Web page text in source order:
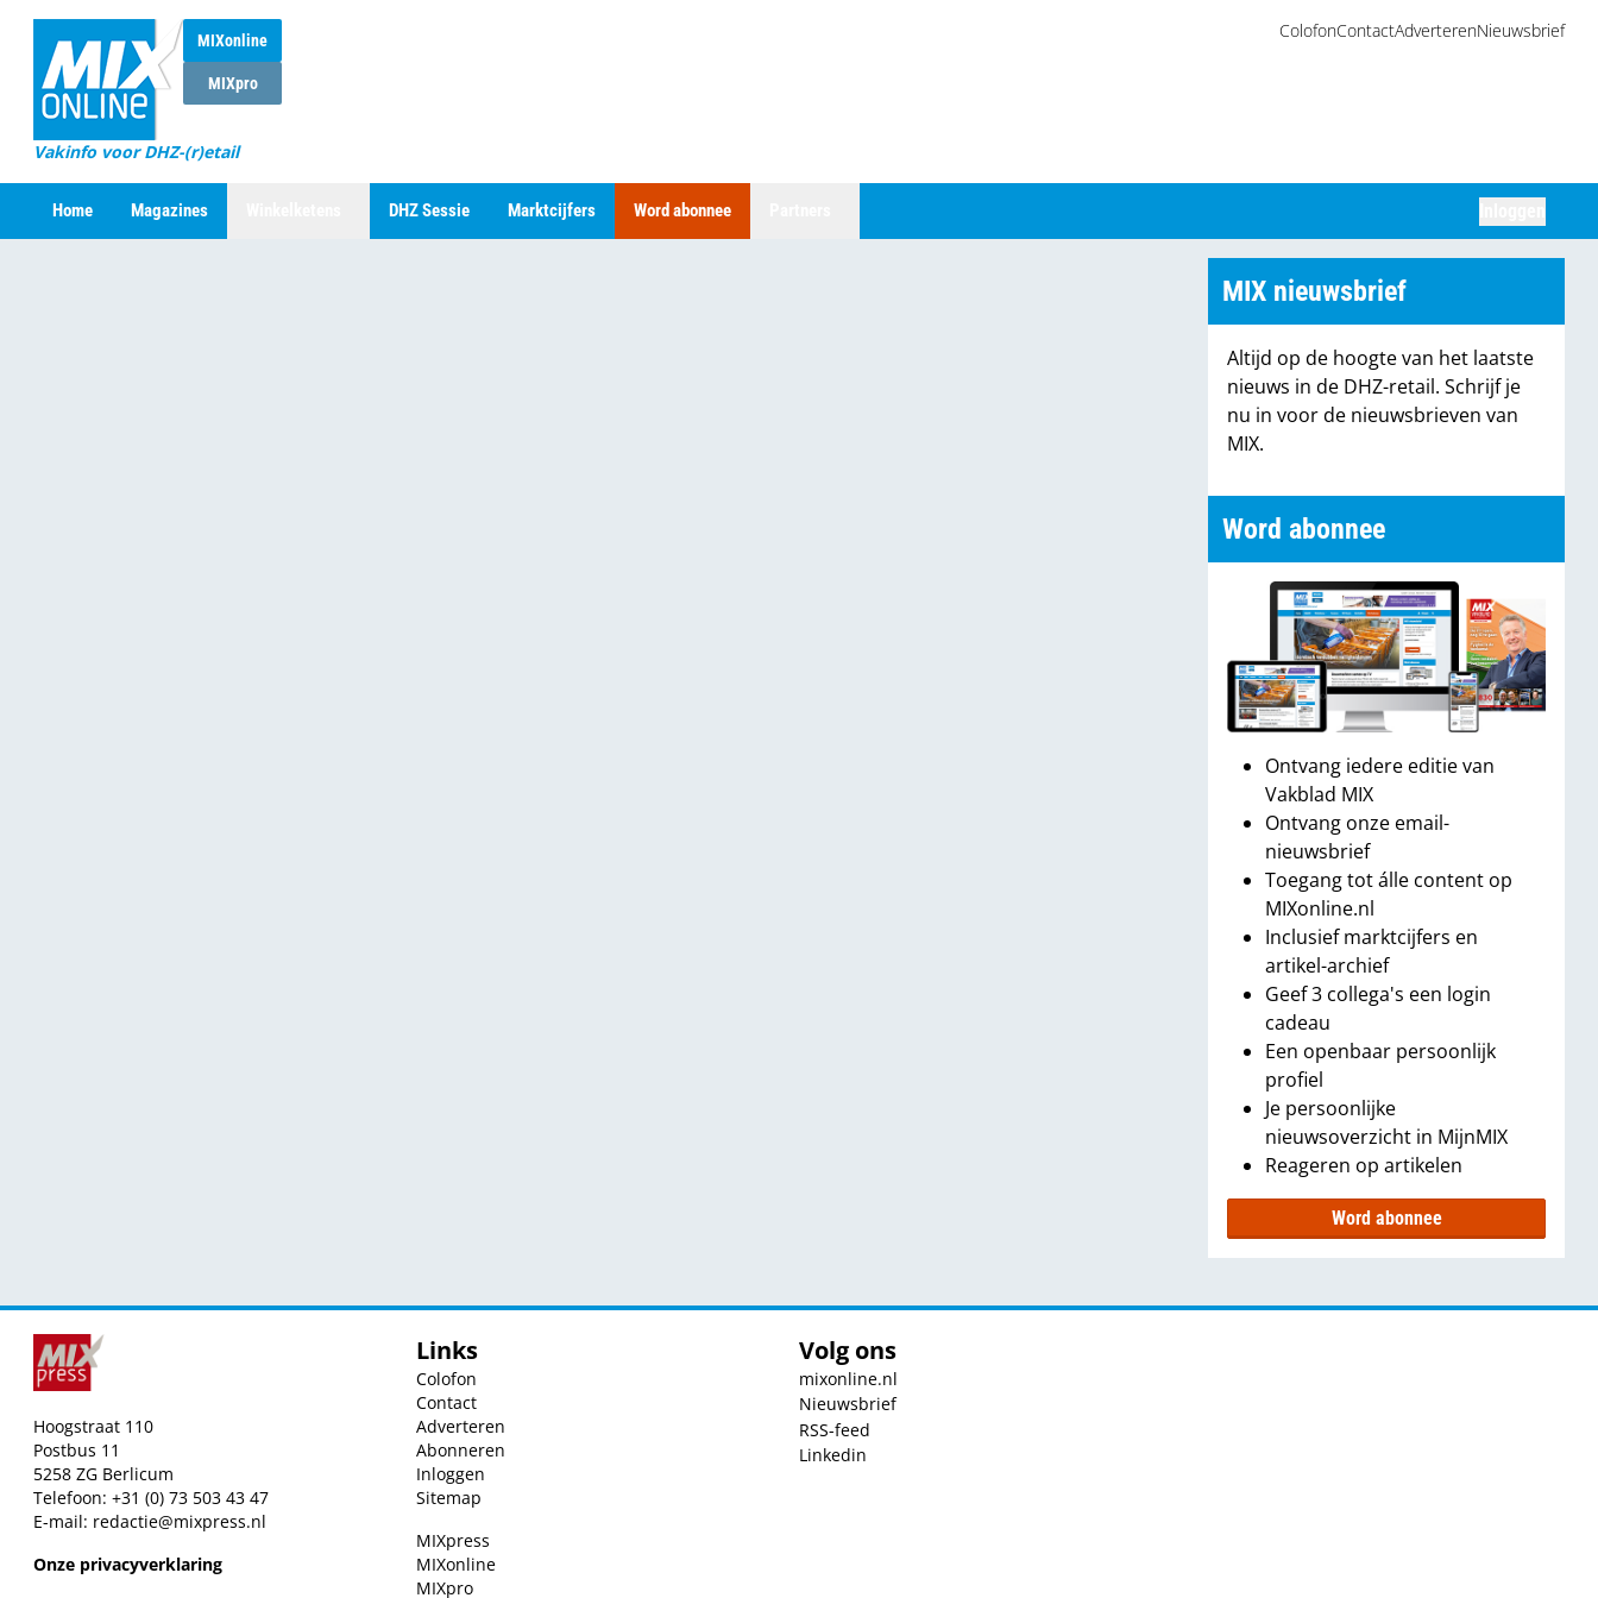
MIXonline
MIXpro
Vakinfo voor DHZ-(r)etail
ColofonContactAdverterenNieuwsbrief
Home Magazines DHZ Sessie Marktcijfers Word abonnee
MIX nieuwsbrief
Altijd op de hoogte van het laatste
nieuws in de DHZ-retail. Schrijf je
nu in voor de nieuwsbrieven van
MIX.
Word abonnee
Ontvang iedere editie van
Vakblad MIX
Ontvang onze email-
nieuwsbrief
Toegang tot álle content op
MIXonline.nl
Inclusief marktcijfers en
artikel-archief
Geef 3 collega's een login
cadeau
Een openbaar persoonlijk
profiel
Je persoonlijke
nieuwsoverzicht in MijnMIX
Reageren op artikelen
Word abonnee
Hoogstraat 110
Postbus 11
5258 ZG Berlicum
Telefoon: +31 (0) 73 503 43 47
E-mail: redactie@mixpress.nl
Onze privacyverklaring
Links
Colofon
Contact
Adverteren
Abonneren
Inloggen
Sitemap
MIXpress
MIXonline
MIXpro
Volg ons
mixonline.nl
Nieuwsbrief
RSS-feed
Linkedin